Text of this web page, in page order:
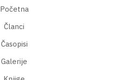
Početna
Članci
Časopisi
Galerije